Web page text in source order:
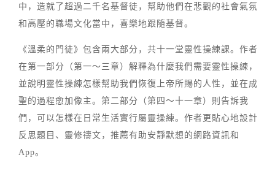
中，造就了超過二千名基督徒，幫助他們在悲觀的社會氣氛
和高壓的職場文化當中，喜樂地跟隨基督。
《溫柔的門徒》包含兩大部分，共十一堂靈性操練課。作者
在第一部分（第一～三章）解釋為什麼我們需要靈性操練，
並說明靈性操練怎樣幫助我們恢復上帝所賜的人性，並在成
聖的過程愈加像主。第二部分（第四～十一章）則告訴我
們，可以怎樣在日常生活實行屬靈操練。作者更貼心地設計
反思題目、靈修禱文，推薦有助安靜默想的網路資訊和
App。